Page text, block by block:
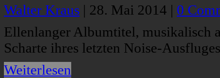
Walter Kraus | 28. Mai 2014 | 0
Ellenlanger Albumtitel, musikalisch
Scharte ihres letzten Noise-
Weiterlesen